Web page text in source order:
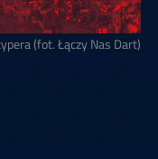
(fot. Łączy Nas Dart)